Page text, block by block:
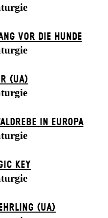
VOR DIE HUNDE
(UA)
IN EUROPA
KEY
(UA)